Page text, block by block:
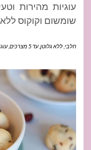
עוגיות מהירות
שומשום וקוקוס
חלבי ללא גלוטן ,עד 5 מצרכים ,